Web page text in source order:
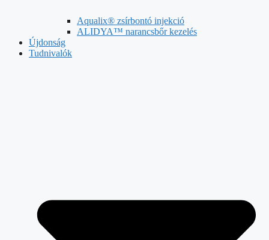
Aqualix® zsírbontó injekció
ALIDYA™ narancsbőr kezelés
Újdonság
Tudnivalók